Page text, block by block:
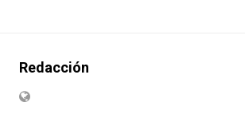
Redacción